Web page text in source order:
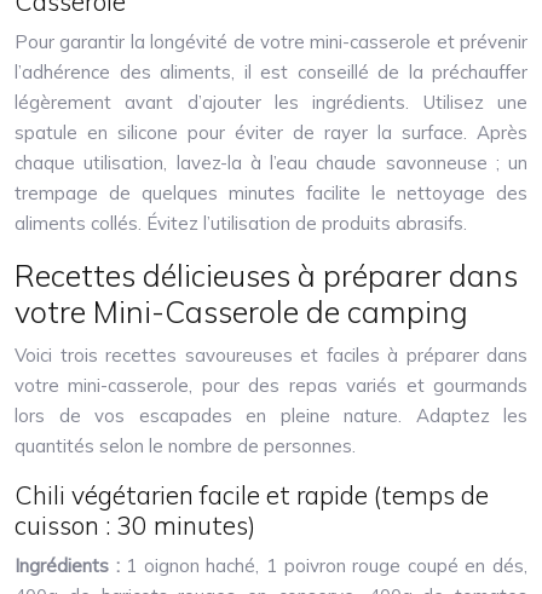
Pour garantir la longévité de votre mini-casserole et prévenir
l’adhérence des aliments, il est conseillé de la préchauffer
légèrement avant d’ajouter les ingrédients. Utilisez une
spatule en silicone pour éviter de rayer la surface. Après
chaque utilisation, lavez-la à l’eau chaude savonneuse ; un
trempage de quelques minutes facilite le nettoyage des
aliments collés. Évitez l’utilisation de produits abrasifs.
Recettes délicieuses à préparer dans
votre Mini-Casserole de camping
Voici trois recettes savoureuses et faciles à préparer dans
votre mini-casserole, pour des repas variés et gourmands
lors de vos escapades en pleine nature. Adaptez les
quantités selon le nombre de personnes.
Chili végétarien facile et rapide (temps de
cuisson : 30 minutes)
Ingrédients : 1 oignon haché, 1 poivron rouge coupé en dés,